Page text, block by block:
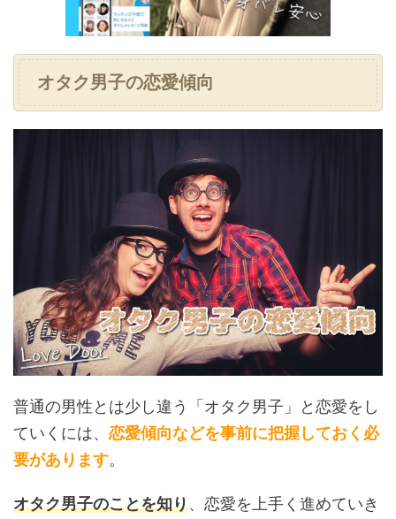
オタク男子の恋愛傾向
普通の男性とは少し違う「オタク男子」と恋愛をし
ていくには、 恋愛傾向などを事前に把握しておく必
要があります。
オタク男子のことを知り、恋愛を上手く進めていき